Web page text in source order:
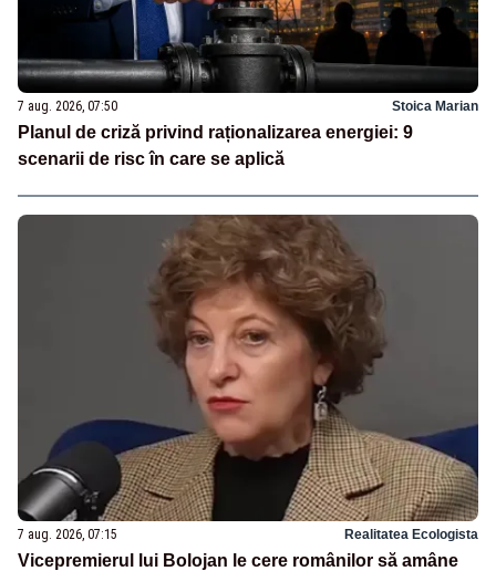
7 aug. 2026, 07:50 Stoica Marian
Planul de criză privind raționalizarea energiei: 9
scenarii de risc în care se aplică
7 aug. 2026, 07:15 Realitatea Ecologista
Vicepremierul lui Bolojan le cere românilor să amâne